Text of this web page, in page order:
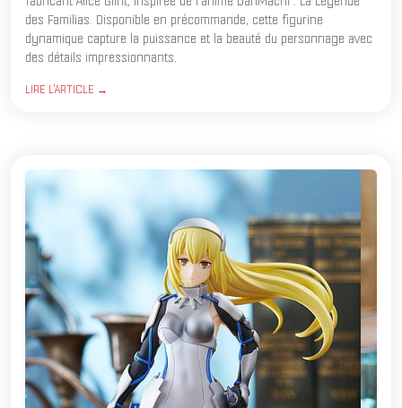
des Familias. Disponible en précommande, cette figurine
dynamique capture la puissance et la beauté du personnage avec
des détails impressionnants.
LIRE L'ARTICLE →